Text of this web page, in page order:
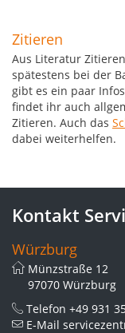
Zitieren
Aus Literatur
spätestens bei der
gibt es ein paar
findet ihr auch
Zitieren. Auch das
dabei weiterhelfen.
Kontakt
Würzburg
Münzstraße 12
97070 Würzburg
Telefon +49 931
E-Mail